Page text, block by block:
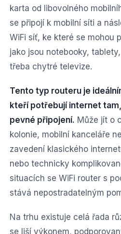
karta od libovolného
se připojí k mobilní síti a
WiFi síť, ke které se mohou
jako jsou notebooky,
třeba chytré televize.
Tento typ routeru je
kteří potřebují internet
pevné připojení. Může jít o
kolonie, mobilní kanceláře
zavedení klasického
nebo technicky
situacích se WiFi router s
stává nepostradatelným
Na trhu existuje celá řada
se liší výkonem,